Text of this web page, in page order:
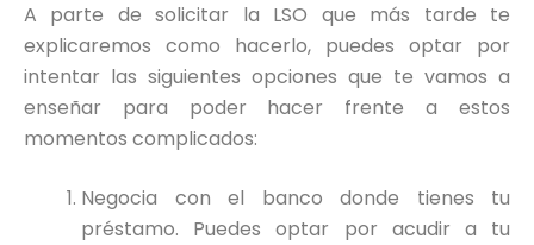
A parte de solicitar la LSO que más tarde te
explicaremos como hacerlo, puedes optar por
intentar las siguientes opciones que te vamos a
enseñar para poder hacer frente a estos
momentos complicados:
Negocia con el banco donde tienes tu
préstamo. Puedes optar por acudir a tu